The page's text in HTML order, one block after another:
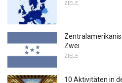
ZIELE
Zwei
ZIELE
10 Aktivitäten in